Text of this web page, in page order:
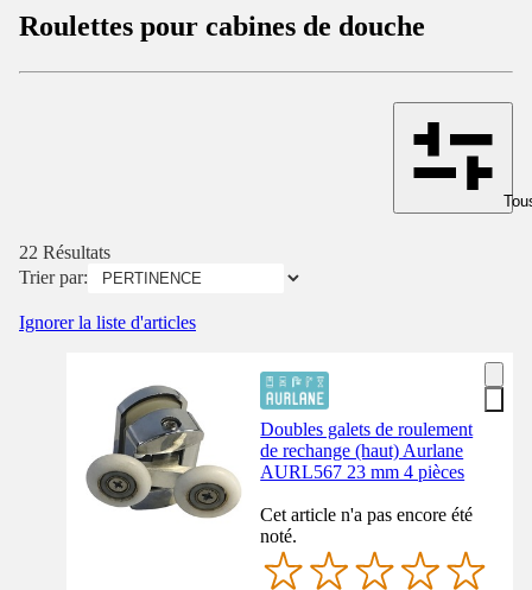
Roulettes pour cabines de douche
22 Résultats
Trier par:
Ignorer la liste d'articles
Doubles galets de roulement
de rechange (haut) Aurlane
AURL567 23 mm 4 pièces
Cet article n'a pas encore été
noté.